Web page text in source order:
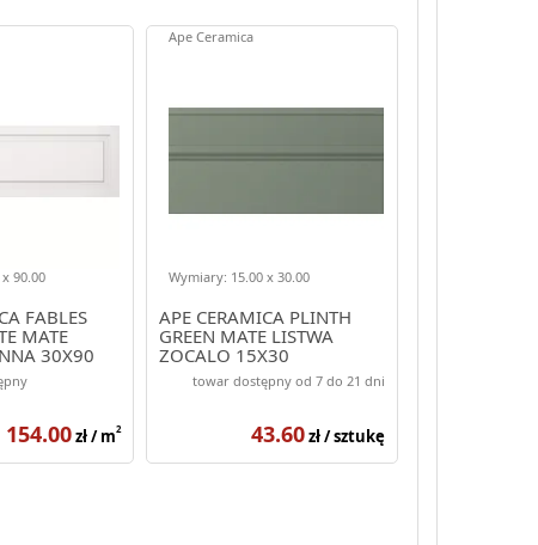
FABLES
MATE
30X90
90.00
154.00zł / m2
APE CERAMICA PLINTH
GREEN MATE LISTWA
ZOCALO 15X30
Wymiary: 15.00 x 30.00
Ape Ceramica
towar dostępny od 7 do 21 dni
43.60zł / sztukę